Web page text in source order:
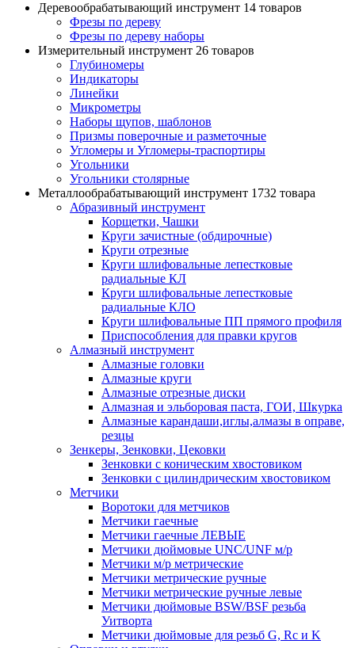
Деревообрабатывающий инструмент 14 товаров
Фрезы по дереву
Фрезы по дереву наборы
Измерительный инструмент 26 товаров
Глубиномеры
Индикаторы
Линейки
Микрометры
Наборы щупов, шаблонов
Призмы поверочные и разметочные
Угломеры и Угломеры-траспортиры
Угольники
Угольники столярные
Металлообрабатывающий инструмент 1732 товара
Абразивный инструмент
Корщетки, Чашки
Круги зачистные (обдирочные)
Круги отрезные
Круги шлифовальные лепестковые
радиальные КЛ
Круги шлифовальные лепестковые
радиальные КЛО
Круги шлифовальные ПП прямого профиля
Приспособления для правки кругов
Алмазный инструмент
Алмазные головки
Алмазные круги
Алмазные отрезные диски
Алмазная и эльборовая паста, ГОИ, Шкурка
Алмазные карандаши,иглы,алмазы в оправе,
резцы
Зенкеры, Зенковки, Цековки
Зенковки с коническим хвостовиком
Зенковки с цилиндрическим хвостовиком
Метчики
Воротоки для метчиков
Метчики гаечные
Метчики гаечные ЛЕВЫЕ
Метчики дюймовые UNC/UNF м/р
Метчики м/р метрические
Метчики метрические ручные
Метчики метрические ручные левые
Метчики дюймовые BSW/BSF резьба
Уитворта
Метчики дюймовые для резьб G, Rc и K